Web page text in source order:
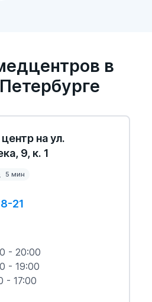
в
на ул.
9, к. 1
5 мин
21
- 20:00
- 19:00
- 17:00